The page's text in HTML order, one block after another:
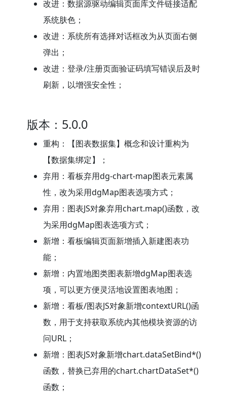
改进：数据源驱动编辑页面库文件链接适配
系统肤色；
改进：系统所有选择对话框改为从页面右侧
弹出；
改进：登录/注册页面验证码填写错误后及时
刷新，以增强安全性；
版本：5.0.0
重构：【图表数据集】概念和设计重构为
【数据集绑定】；
弃用：看板弃用dg-chart-map图表元素属
性，改为采用dgMap图表选项方式；
弃用：图表JS对象弃用chart.map()函数，改
为采用dgMap图表选项方式；
新增：看板编辑页面新增插入新建图表功
能；
新增：内置地图类图表新增dgMap图表选
项，可以更方便灵活地设置图表地图；
新增：看板/图表JS对象新增contextURL()函
数，用于支持获取系统内其他模块资源的访
问URL；
新增：图表JS对象新增chart.dataSetBind*()
函数，替换已弃用的chart.chartDataSet*()
函数；